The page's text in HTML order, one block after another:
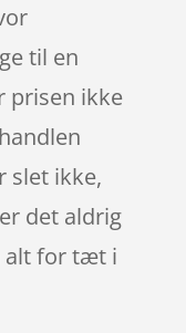
til en
prisen ikke
slet ikke,
det aldrig
alt for tæt i